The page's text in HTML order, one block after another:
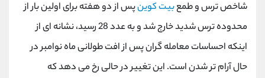
شاخص ترس و طمعبیت کوینپس از دو هفته برای اولین بار از
محدوده ترس شدید خارج شد و به عدد 28 رسید، نشانه ای از
اینکه احساسات معامله گران پس از افت طولانی ماه نوامبر در
حال آرام تر شدن است. این تغییر در حالی رخ می دهد که
021-22021030
بدون پیش شماره 90001030
اینستاگرام @alireza.mehrabii
کانال تلگرام @alirezamehrabi_com